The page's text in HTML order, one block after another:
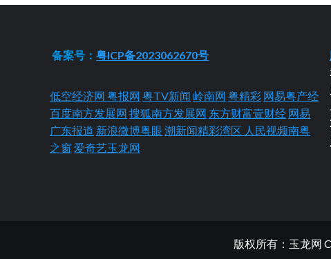
备案号：粤ICP备2023062670号
低空经济网 粤报网 粤TV新闻 岭南网 粤精彩 网易粤产经
百度南方发展网 搜狐南方发展网 东方财富壹财经 网易
广东报道 新浪微博粤眼 潮新闻精彩湾区 人民视频南粤
之窗 爱奇艺玉龙网
版权所有：玉龙网